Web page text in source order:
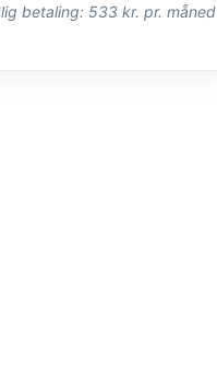
betaling: 533 kr. pr. måned